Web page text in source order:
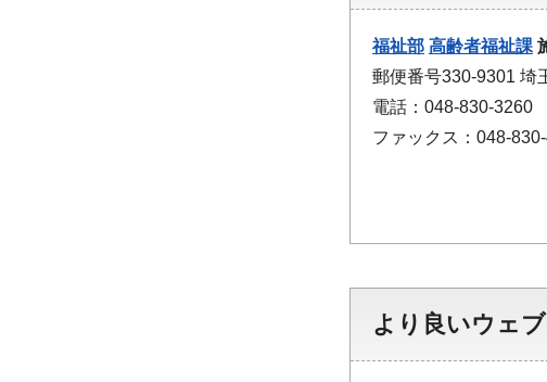
福祉部 高齢者福祉課
郵便番号330-9301 埼
電話：048-830-3260
ファックス：048-
より良いウェ